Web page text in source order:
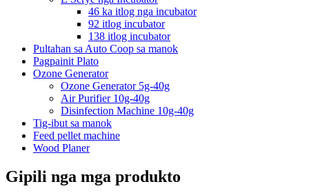
46 ka itlog nga incubator
92 itlog incubator
138 itlog incubator
Pultahan sa Auto Coop sa manok
Pagpainit Plato
Ozone Generator
Ozone Generator 5g-40g
Air Purifier 10g-40g
Disinfection Machine 10g-40g
Tig-ibut sa manok
Feed pellet machine
Wood Planer
Gipili nga mga produkto